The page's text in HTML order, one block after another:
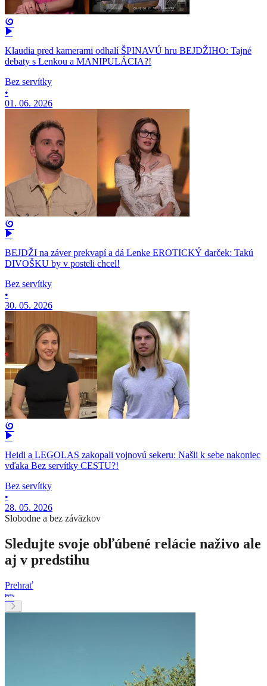
Klaudia pred kamerami odhalí ŠPINAVÚ hru BEJDŽIHO: Tajné
debaty s Lenkou a MANIPULÁCIA?!
Bez servítky
•
01. 06. 2026
BEJDŽI na záver prekvapí a dá Lenke EROTICKÝ darček: Takú
DIVOŠKU by v posteli chcel!
Bez servítky
•
30. 05. 2026
Heidi a LEGOLAS zakopali vojnovú sekeru: Našli k sebe nakoniec
vďaka Bez servítky CESTU?!
Bez servítky
•
28. 05. 2026
Slobodne a bez záväzkov
Sledujte svoje obľúbené relácie naživo ale
aj v predstihu
Prehrať